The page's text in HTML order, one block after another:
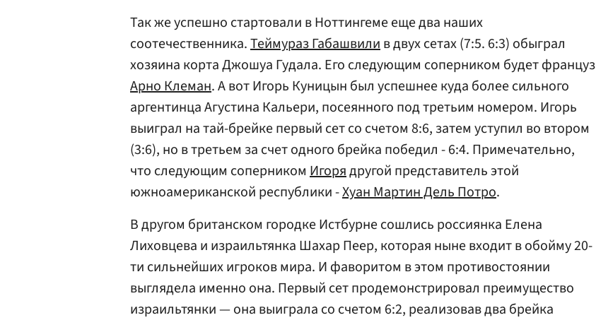
Так же успешно стартовали в Ноттингеме еще два наших
соотечественника.Теймураз Габашвилив двух сетах (7:5. 6:3) обыграл
хозяина корта Джошуа Гудала. Его следующим соперником будет француз
Арно Клеман. А вот Игорь Куницын был успешнее куда более сильного
аргентинца Агустина Кальери, посеянного под третьим номером. Игорь
выиграл на тай-брейке первый сет со счетом 8:6, затем уступил во втором
(3:6), но в третьем за счет одного брейка победил - 6:4. Примечательно,
что следующим соперником Игорядругой представитель этой
южноамериканской республики -Хуан Мартин Дель Потро.
В другом британском городке Истбурне сошлись россиянка Елена
Лиховцева и израильтянка Шахар Пеер, которая ныне входит в обойму 20-
ти сильнейших игроков мира. И фаворитом в этом противостоянии
выглядела именно она. Первый сет продемонстрировал преимущество
израильтянки — она выиграла со счетом 6:2, реализовав два брейка